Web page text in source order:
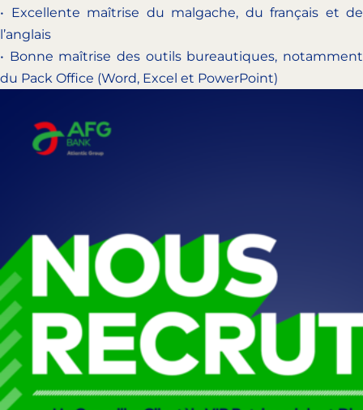
• Excellente maîtrise du malgache, du français et de
l’anglais
• Bonne maîtrise des outils bureautiques, notamment
du Pack Office (Word, Excel et PowerPoint)